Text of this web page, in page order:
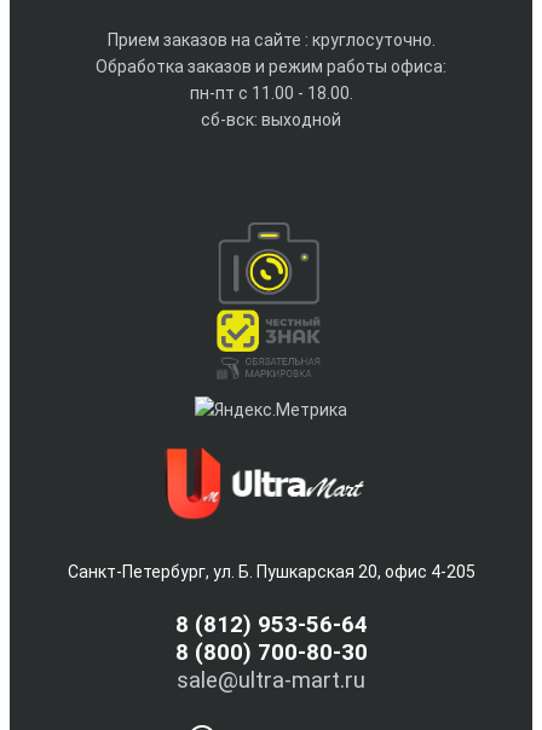
Прием заказов на сайте : круглосуточно.
Обработка заказов и режим работы офиса:
пн-пт с 11.00 - 18.00.
сб-вск: выходной
Санкт-Петербург, ул. Б. Пушкарская 20, офис 4-205
8 (812) 953-56-64
8 (800) 700-80-30
sale@ultra-mart.ru